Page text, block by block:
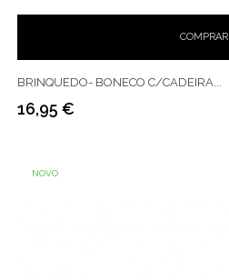
COMPRAR
BRINQUEDO- BONECO C/CADEIRA...
Preço
16,95 €
NOVO